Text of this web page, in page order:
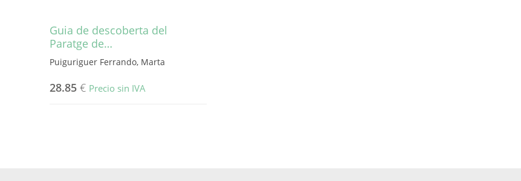
Guia de descoberta del
Paratge de…
Puiguriguer Ferrando, Marta
28.85 € Precio sin IVA